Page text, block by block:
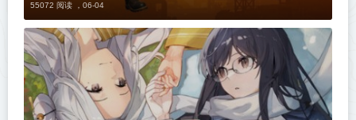
55072 阅读 ， 06-04